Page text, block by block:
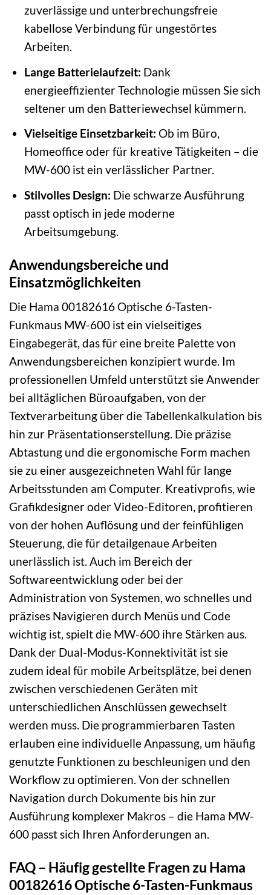
zuverlässige und unterbrechungsfreie
kabellose Verbindung für ungestörtes
Arbeiten.
Lange Batterielaufzeit: Dank
energieeffizienter Technologie müssen Sie sich
seltener um den Batteriewechsel kümmern.
Vielseitige Einsetzbarkeit: Ob im Büro,
Homeoffice oder für kreative Tätigkeiten – die
MW-600 ist ein verlässlicher Partner.
Stilvolles Design: Die schwarze Ausführung
passt optisch in jede moderne
Arbeitsumgebung.
Anwendungsbereiche und
Einsatzmöglichkeiten
Die Hama 00182616 Optische 6-Tasten-
Funkmaus MW-600 ist ein vielseitiges
Eingabegerät, das für eine breite Palette von
Anwendungsbereichen konzipiert wurde. Im
professionellen Umfeld unterstützt sie Anwender
bei alltäglichen Büroaufgaben, von der
Textverarbeitung über die Tabellenkalkulation bis
hin zur Präsentationserstellung. Die präzise
Abtastung und die ergonomische Form machen
sie zu einer ausgezeichneten Wahl für lange
Arbeitsstunden am Computer. Kreativprofis, wie
Grafikdesigner oder Video-Editoren, profitieren
von der hohen Auflösung und der feinfühligen
Steuerung, die für detailgenaue Arbeiten
unerlässlich ist. Auch im Bereich der
Softwareentwicklung oder bei der
Administration von Systemen, wo schnelles und
präzises Navigieren durch Menüs und Code
wichtig ist, spielt die MW-600 ihre Stärken aus.
Dank der Dual-Modus-Konnektivität ist sie
zudem ideal für mobile Arbeitsplätze, bei denen
zwischen verschiedenen Geräten mit
unterschiedlichen Anschlüssen gewechselt
werden muss. Die programmierbaren Tasten
erlauben eine individuelle Anpassung, um häufig
genutzte Funktionen zu beschleunigen und den
Workflow zu optimieren. Von der schnellen
Navigation durch Dokumente bis hin zur
Ausführung komplexer Makros – die Hama MW-
600 passt sich Ihren Anforderungen an.
FAQ – Häufig gestellte Fragen zu Hama
00182616 Optische 6-Tasten-Funkmaus